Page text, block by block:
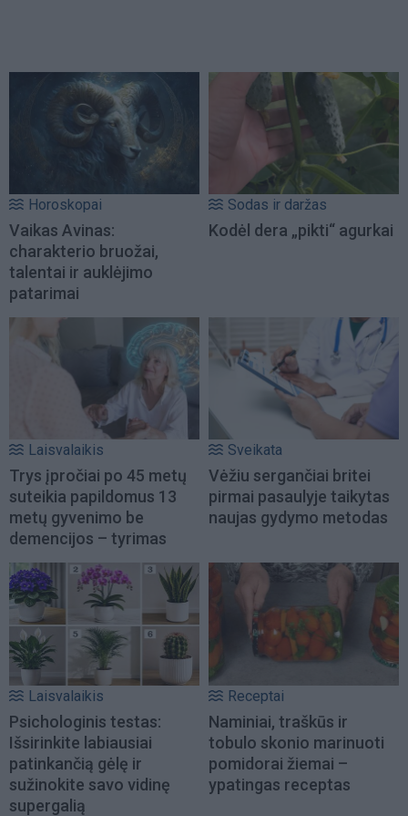
Horoskopai
Vaikas Avinas:
charakterio bruožai,
talentai ir auklėjimo
patarimai
Sodas ir daržas
Kodėl dera „pikti“ agurkai
Laisvalaikis
Trys įpročiai po 45 metų
suteikia papildomus 13
metų gyvenimo be
demencijos – tyrimas
Sveikata
Vėžiu sergančiai britei
pirmai pasaulyje taikytas
naujas gydymo metodas
Laisvalaikis
Psichologinis testas:
Išsirinkite labiausiai
patinkančią gėlę ir
sužinokite savo vidinę
supergalią
Receptai
Naminiai, traškūs ir
tobulo skonio marinuoti
pomidorai žiemai –
ypatingas receptas